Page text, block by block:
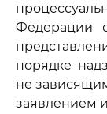
Федерации
порядке
не
заявлением